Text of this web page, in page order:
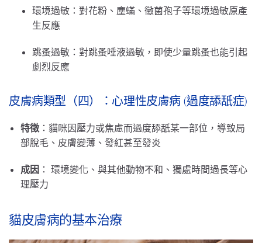
環境過敏：對花粉、塵蟎、黴菌孢子等環境過敏原產
生反應
跳蚤過敏：對跳蚤唾液過敏，即使少量跳蚤也能引起
劇烈反應
皮膚病類型（四）：心理性皮膚病 (過度舔舐症)
特徵 ：貓咪因壓力或焦慮而過度舔舐某一部位，導致局
部脫毛、皮膚變薄、發紅甚至發炎
成因 ： 環境變化、與其他動物不和、獨處時間過長等心
理壓力
貓皮膚病的基本治療